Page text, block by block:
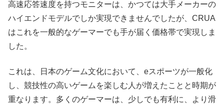
高速応答速度を持つモニターは、かつては大手メーカーの
ハイエンドモデルでしか実現できませんでしたが、CRUA
はこれを一般的なゲーマーでも手が届く価格帯で実現しま
した。
これは、日本のゲーム文化において、eスポーツが一般化
し、競技性の高いゲームを楽しむ人が増えたことと時期が
重なります。多くのゲーマーは、少しでも有利に、より滑